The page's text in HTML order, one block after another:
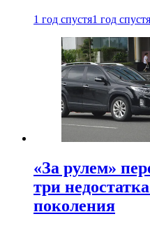
1 год спустя1 год спустя
«За рулем»
три
поколения